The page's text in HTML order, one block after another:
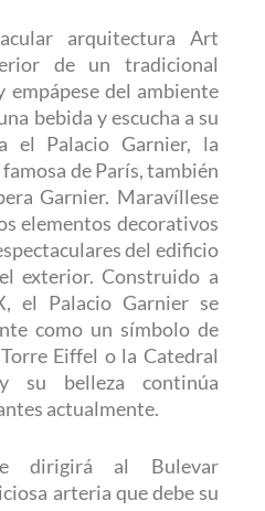
arquitectura Art
de un tradicional
empápese del ambiente
bebida y escucha a su
el Palacio Garnier, la
de París, también
Garnier. Maravíllese
elementos decorativos
del edificio
exterior. Construido a
el Palacio Garnier se
como un símbolo de
Eiffel o la Catedral
su belleza continúa
actualmente.
dirigirá al Bulevar
arteria que debe su